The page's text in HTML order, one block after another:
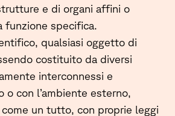
e di organi affini o
funzione specifica.
qualsiasi oggetto di
costituito da diversi
interconnessi e
o con l’ambiente esterno,
un tutto, con proprie leggi